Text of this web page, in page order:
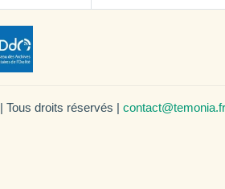
| Tous droits réservés | contact@temonia.fr